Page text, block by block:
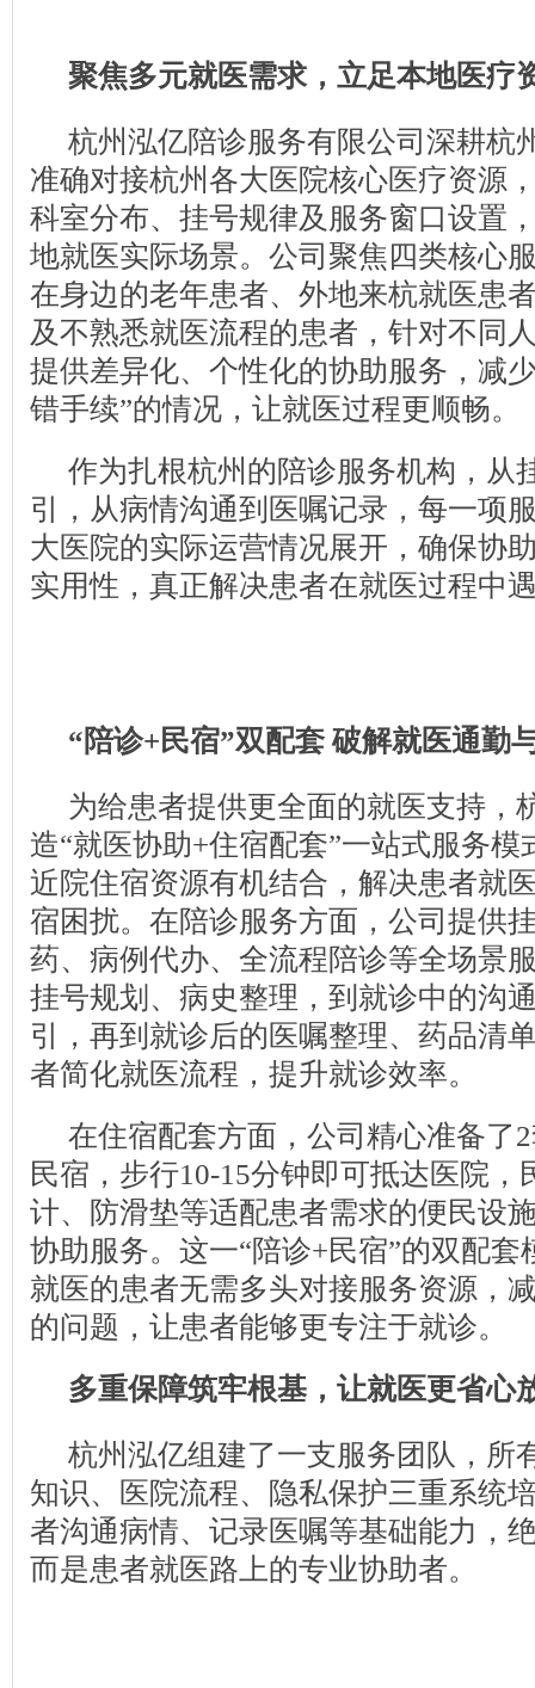
聚焦多元就医需求， 立足本地医疗
杭州泓亿陪诊服务有限公司深耕杭
准确对接杭州各大医院核心医疗资源
科室分布、挂号规律及服务窗口设置
地就医实际场景。公司聚焦四类核心
在身边的老年患者、外地来杭就医患
及不熟悉就医流程的患者，针对不同
提供差异化、个性化的协助服务，减
错手续”的情况，让就医过程更顺畅。
作为扎根杭州的陪诊服务机构，从
引，从病情沟通到医嘱记录，每一项
大医院的实际运营情况展开，确保协
实用性，真正解决患者在就医过程中
“陪诊+ 民宿”双配套 破解就医通勤
为给患者提供更全面的就医支持，
造“就医协助+住宿配套”一站式服务模
近院住宿资源有机结合，解决患者就
宿困扰。在陪诊服务方面，公司提供
药、病例代办、全流程陪诊等全场景
挂号规划、病史整理，到就诊中的沟
引，再到就诊后的医嘱整理、药品清
者简化就医流程，提升就诊效率。
在住宿配套方面，公司精心准备了
民宿，步行10-15分钟即可抵达医院，
计、防滑垫等适配患者需求的便民设
协助服务。这一“陪诊+民宿”的双配套
就医的患者无需多头对接服务资源，
的问题，让患者能够更专注于就诊。
多重保障筑牢根基 ， 让就医更省心
杭州泓亿组建了一支服务团队，所
知识、医院流程、隐私保护三重系统
者沟通病情、记录医嘱等基础能力，
而是患者就医路上的专业协助者。